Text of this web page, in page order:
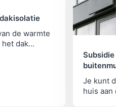
de warmte
het dak
Subsidie
Je kunt
huis